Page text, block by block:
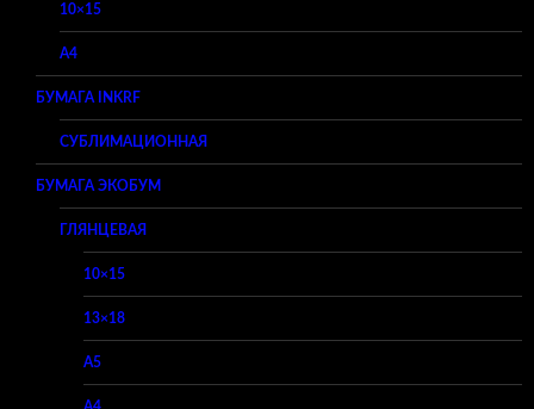
10×15
A4
БУМАГА INKRF
СУБЛИМАЦИОННАЯ
БУМАГА ЭКОБУМ
ГЛЯНЦЕВАЯ
10×15
13×18
A5